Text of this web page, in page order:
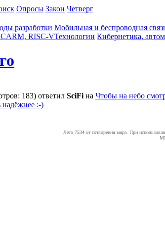
Опросы Закон Четверг
разработки Мобильная и беспроводная
ARM, RISC-VТехнологии Кибернетика,
183) ответил SciFi на Чтобы на небо
:-)
Лето 7534 от сотворения мира. При